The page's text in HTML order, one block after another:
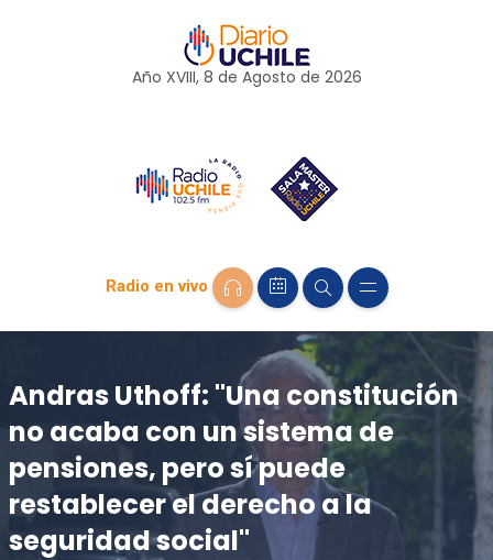
Año XVIII, 8 de Agosto de 2026
Radio en vivo
Andras Uthoff: "Una constitución
no acaba con un sistema de
pensiones, pero sí puede
restablecer el derecho a la
seguridad social"